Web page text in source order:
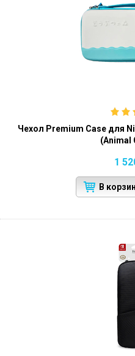
Чехол Premium Case для
(Animal
1
В